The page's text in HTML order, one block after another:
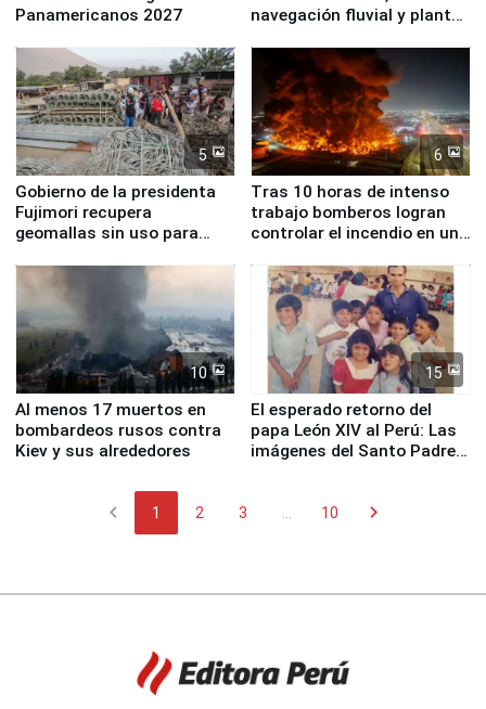
Panamericanos 2027
navegación fluvial y plantas
5
Gobierno de la presidenta
Fujimori recupera
geomallas sin uso para
Fenómeno El Niño
6
Tras 10 horas de intenso
trabajo bomberos logran
controlar el incendio en una
de Chile
10
Al menos 17 muertos en
bombardeos rusos contra
Kiev y sus alrededores
15
El esperado retorno del
papa León XIV al Perú: Las
imágenes del Santo Padre
chevron_left 1 2 3 10 chevron_right